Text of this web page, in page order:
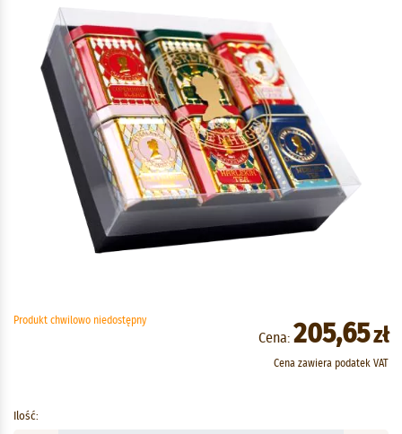
Produkt chwilowo niedostępny
Cena: 205,65zł
Cena zawiera podatek VAT
Ilość: